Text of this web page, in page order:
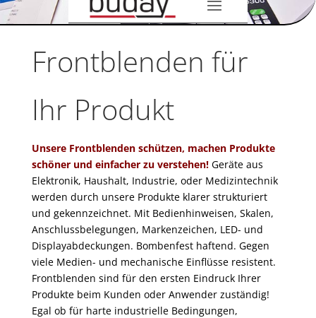
Frontblenden für
Ihr Produkt
Unsere Frontblenden schützen, machen Produkte
schöner und einfacher zu verstehen!Geräte aus
Elektronik, Haushalt, Industrie, oder Medizintechnik
werden durch unsere Produkte klarer strukturiert
und gekennzeichnet. Mit Bedienhinweisen, Skalen,
Anschlussbelegungen, Markenzeichen, LED- und
Displayabdeckungen. Bombenfest haftend. Gegen
viele Medien- und mechanische Einflüsse resistent.
Frontblenden sind für den ersten Eindruck Ihrer
Produkte beim Kunden oder Anwender zuständig!
Egal ob für harte industrielle Bedingungen,